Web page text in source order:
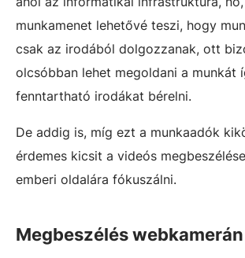
munkamenet lehetővé teszi, hogy
csak az irodából dolgozzanak, ott
olcsóbban lehet megoldani a munkát
fenntartható irodákat bérelni.
De addig is, míg ezt a munkaadók
érdemes kicsit a videós
emberi oldalára fókuszálni.
Megbeszélés